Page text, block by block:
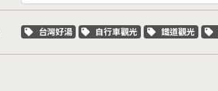
關鍵字標籤
台灣好湯 關鍵字標籤
自行車觀光 關鍵字標籤
鐵道觀光